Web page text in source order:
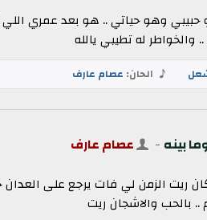
حبيبي وهو حياتي .. هو بعد عمري
والخواطر له تطيبي يالله
الحان: عصام عارف
بينه - عصام عارف
كان ريت الزمن لي فات يرجع على
بالحب والاشجان ريت